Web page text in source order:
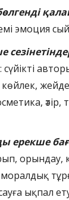
эмоция
сүйікті
ерекше
орындау,
ықпал